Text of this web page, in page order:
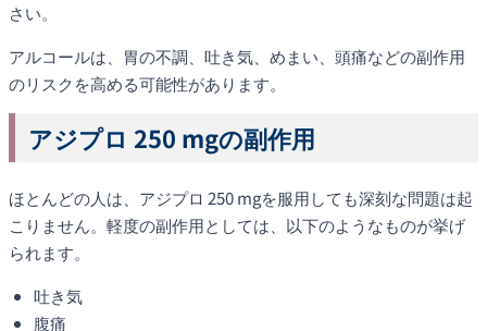
さい。
アルコールは、胃の不調、吐き気、めまい、頭痛などの副作用
のリスクを高める可能性があります。
アジプロ 250 mgの副作用
ほとんどの人は、アジプロ 250 mgを服用しても深刻な問題は起
こりません。軽度の副作用としては、以下のようなものが挙げ
られます。
吐き気
腹痛